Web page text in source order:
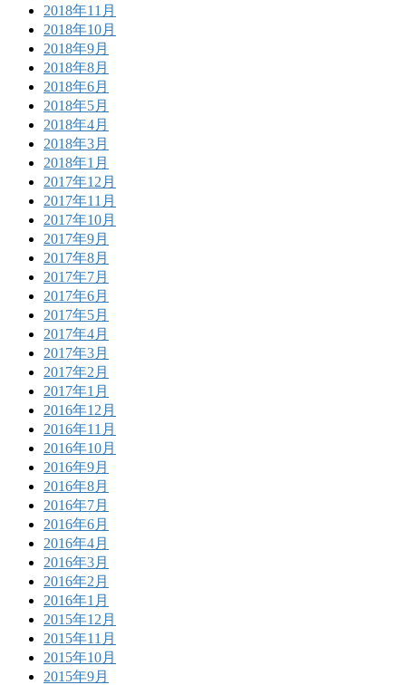
2018年11月
2018年10月
2018年9月
2018年8月
2018年6月
2018年5月
2018年4月
2018年3月
2018年1月
2017年12月
2017年11月
2017年10月
2017年9月
2017年8月
2017年7月
2017年6月
2017年5月
2017年4月
2017年3月
2017年2月
2017年1月
2016年12月
2016年11月
2016年10月
2016年9月
2016年8月
2016年7月
2016年6月
2016年4月
2016年3月
2016年2月
2016年1月
2015年12月
2015年11月
2015年10月
2015年9月